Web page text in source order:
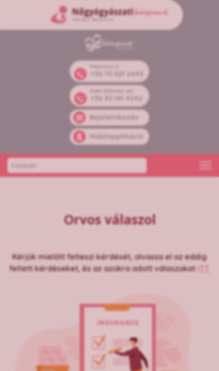
Mammut 2
+36 70 621 2443
Széll Kálmán tér
+36 30 141 4242
Bejelentkezés
Mobilapplikáció
Orvos válaszol
Kérjük mielőtt felteszi kérdését, olvassa el az eddig
feltett kérdéseket, és az azokra adott válaszokat